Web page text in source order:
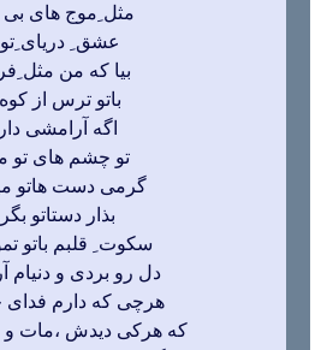
مثل ِموج های بی
عشق ِ دریای ِتو
بیا که من مثل
باتو ترس از کوه
اگه آرامشی
تو چشم های تو
گرمی دست هاتو
بذار دستاتو بگ
سکوت ِ قلبم باتو
دل رو بردی و دنیام
هرچی که دارم
که هرکی دیدش ،مات